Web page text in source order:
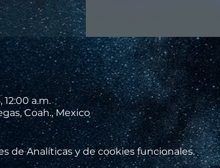
12:00 a.m.
Coah., Mexico
de Analíticas y de cookies funcionales.